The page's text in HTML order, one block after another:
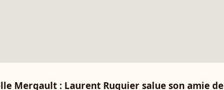
Mergault : Laurent Ruquier salue son amie de